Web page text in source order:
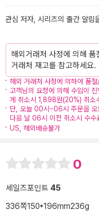
관심 저자, 시리즈의 출간 알림
해외거래처 사정에 의해
거래처 재고를 참고하세요.
해외 거래처 사정에 의하여 품
고객님의 요청에 의해 수입이
게 취소시 1,898원(20%) 취소
단, 오늘 00시~06시 주문을
다음 날 06시 이전 취소시 수수
US, 해외배송불가
0
세일즈포인트 45
336쪽150*196mm236g